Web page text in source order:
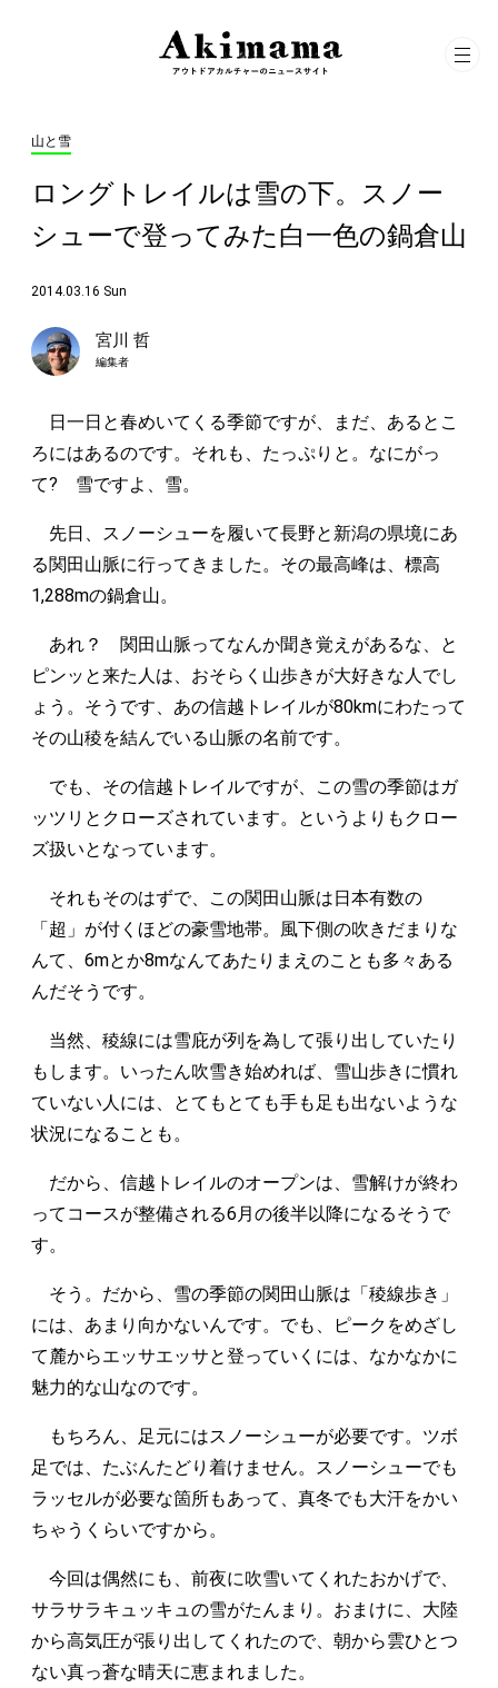
山と雪
ロングトレイルは雪の下。スノー
シューで登ってみた白一色の鍋倉山
2014.03.16 Sun
宮川 哲
編集者
日一日と春めいてくる季節ですが、まだ、あるとこ
ろにはあるのです。それも、たっぷりと。なにがっ
て? 雪ですよ、雪。
先日、スノーシューを履いて長野と新潟の県境にあ
る関田山脈に行ってきました。その最高峰は、標高
1,288mの鍋倉山。
あれ？ 関田山脈ってなんか聞き覚えがあるな、と
ピンッと来た人は、おそらく山歩きが大好きな人でし
ょう。そうです、あの信越トレイルが80kmにわたって
その山稜を結んでいる山脈の名前です。
でも、その信越トレイルですが、この雪の季節はガ
ッツリとクローズされています。というよりもクロー
ズ扱いとなっています。
それもそのはずで、この関田山脈は日本有数の
「超」が付くほどの豪雪地帯。風下側の吹きだまりな
んて、6mとか8mなんてあたりまえのことも多々ある
んだそうです。
当然、稜線には雪庇が列を為して張り出していたり
もします。いったん吹雪き始めれば、雪山歩きに慣れ
ていない人には、とてもとても手も足も出ないような
状況になることも。
だから、信越トレイルのオープンは、雪解けが終わ
ってコースが整備される6月の後半以降になるそうで
す。
そう。だから、雪の季節の関田山脈は「稜線歩き」
には、あまり向かないんです。でも、ピークをめざし
て麓からエッサエッサと登っていくには、なかなかに
魅力的な山なのです。
もちろん、足元にはスノーシューが必要です。ツボ
足では、たぶんたどり着けません。スノーシューでも
ラッセルが必要な箇所もあって、真冬でも大汗をかい
ちゃうくらいですから。
今回は偶然にも、前夜に吹雪いてくれたおかげで、
サラサラキュッキュの雪がたんまり。おまけに、大陸
から高気圧が張り出してくれたので、朝から雲ひとつ
ない真っ蒼な晴天に恵まれました。